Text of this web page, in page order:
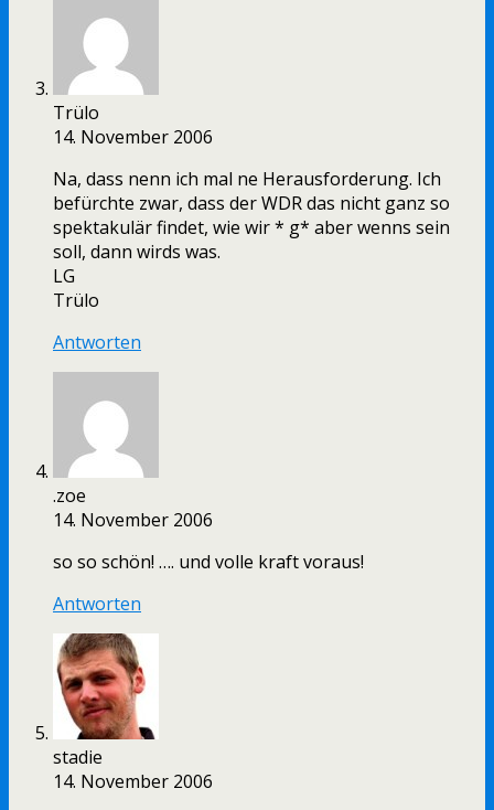
Trülo
14. November 2006
Na, dass nenn ich mal ne Herausforderung. Ich
befürchte zwar, dass der WDR das nicht ganz so
spektakulär findet, wie wir * g* aber wenns sein
soll, dann wirds was.
LG
Trülo
Antworten
.zoe
14. November 2006
so so schön! …. und volle kraft voraus!
Antworten
stadie
14. November 2006